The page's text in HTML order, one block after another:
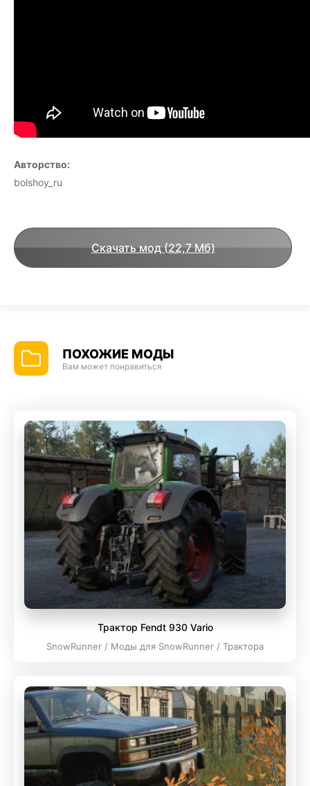
Авторство:
bolshoy_ru
Скачать мод (22,7 Мб)
ПОХОЖИЕ МОДЫ
Вам может понравиться
Трактор Fendt 930 Vario
SnowRunner / Моды для SnowRunner / Трактора